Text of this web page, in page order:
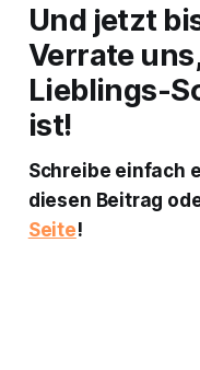
Und jetzt
Verrate
Lieblings-
ist!
Schreibe einfach
diesen Beitrag
Seite!